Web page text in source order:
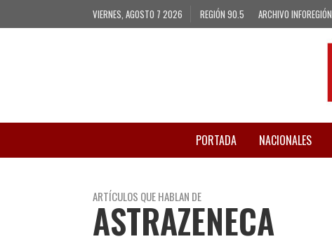
VIERNES, AGOSTO 7 2026 REGIÓN 90.5 ARCHIVO INFOREGIÓN
PORTADA NACIONALES
ARTÍCULOS QUE HABLAN DE
ASTRAZENECA